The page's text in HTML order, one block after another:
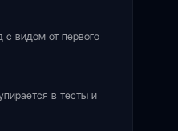
с видом от первого
в тесты и